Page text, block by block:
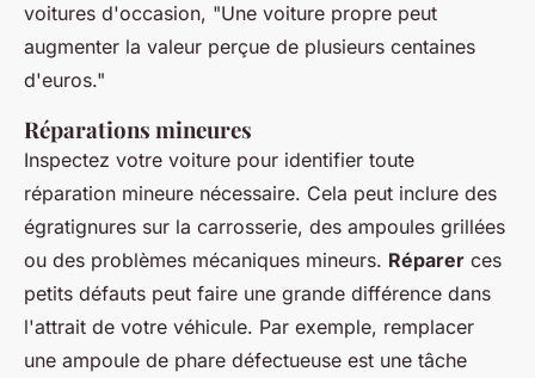
voitures d'occasion, "Une voiture propre peut
augmenter la valeur perçue de plusieurs centaines
d'euros."
Réparations mineures
Inspectez votre voiture pour identifier toute
réparation mineure nécessaire. Cela peut inclure des
égratignures sur la carrosserie, des ampoules grillées
ou des problèmes mécaniques mineurs. Réparer ces
petits défauts peut faire une grande différence dans
l'attrait de votre véhicule. Par exemple, remplacer
une ampoule de phare défectueuse est une tâche